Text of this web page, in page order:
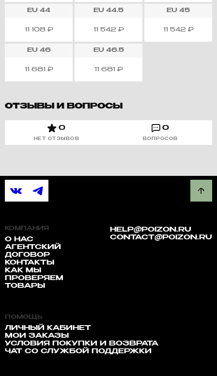
EU 44
11 108 ₽
EU 44.5
11 542 ₽
EU 45
11 542 ₽
EU46
11 681 ₽
EU46.5
11 681 ₽
ОТЗЫВЫ И ВОПРОСЫ
0
НЕТ ОТЗЫВОВ
0
ВОПРОСОВ
КОМПАНИЯ
О НАС
АГЕНТСКИЙ
ДОГОВОР
КОНТАКТЫ
КАК МЫ
ПРОВЕРЯЕМ
ТОВАРЫ
HELP@POIZON.RU
CONTACT@POIZON.RU
ПОМОЩЬ
ЛИЧНЫЙ КАБИНЕТ
МОИ ЗАКАЗЫ
УСЛОВИЯ ПОКУПКИ И ВОЗВРАТА
ЧАТ СО СЛУЖБОЙ ПОДДЕРЖКИ